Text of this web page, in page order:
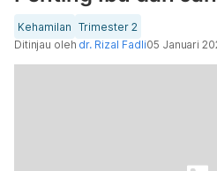
Kehamilan Trimester 2
Ditinjau oleh dr. Rizal Fadli05 Januari